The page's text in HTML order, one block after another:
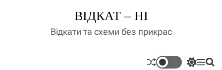
ВІДКАТ – НІ
Відкати та схеми без прикрас
П
М П